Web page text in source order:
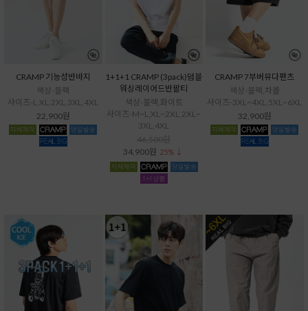
CRAMP 기능성반바지
색상-블랙
사이즈-L,XL,2XL,3XL,4XL
22,900원
1+1+1 CRAMP (3pack)덤블
워싱레이어드반팔티
색상-블랙,화이트
사이즈-M~L,XL~2XL,2XL~
3XL,4XL
34,900원 25% ↓
CRAMP 7부버뮤다팬츠
색상-블랙,차콜
사이즈-3XL~4XL,5XL~6XL
32,900원